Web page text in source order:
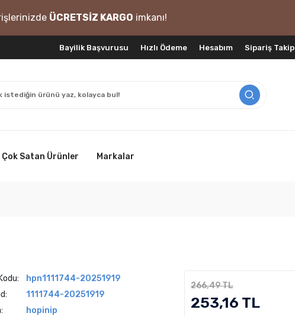
ÜCRETSİZ KARGO imkanı!
Bayilik Başvurusu Hızlı Ödeme Hesabım Sipariş Takip
Çok Satan Ürünler Markalar
hpn1111744-20251919
1111744-20251919
hopinip
266,49 TL
253,16 TL